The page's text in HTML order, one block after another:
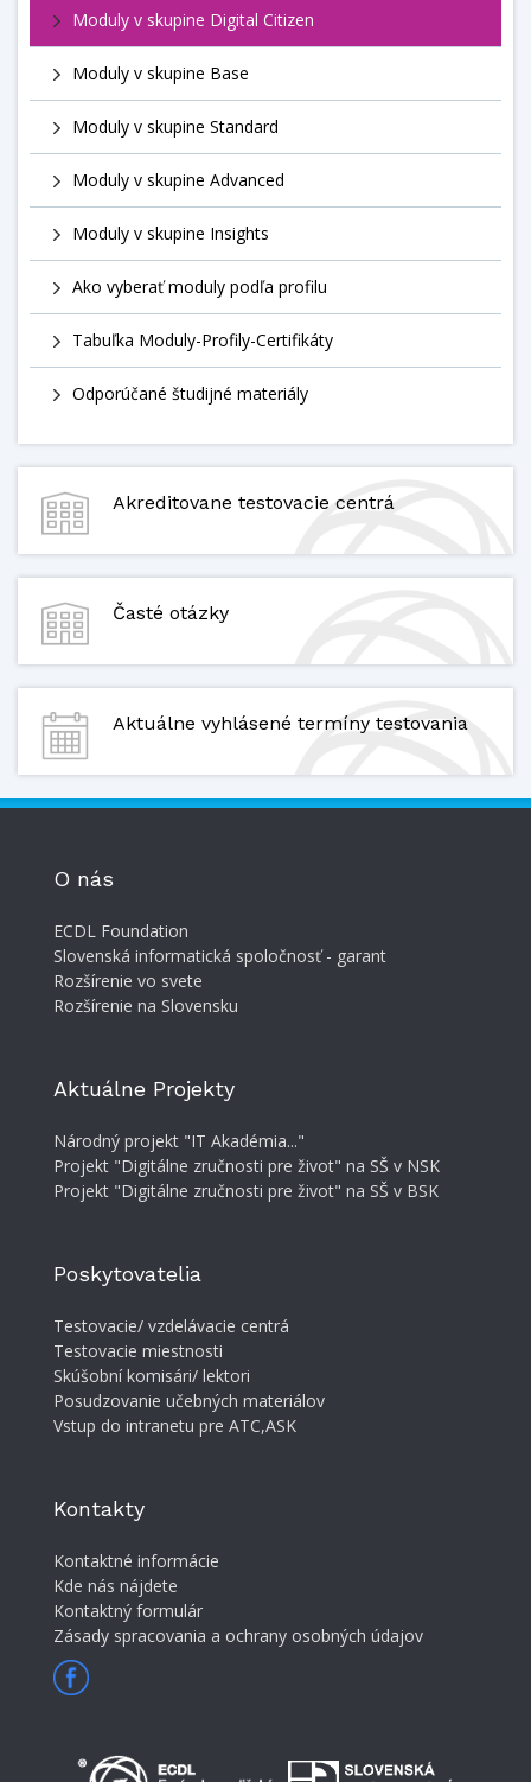
Moduly v skupine Digital Citizen
Moduly v skupine Base
Moduly v skupine Standard
Moduly v skupine Advanced
Moduly v skupine Insights
Ako vyberať moduly podľa profilu
Tabuľka Moduly-Profily-Certifikáty
Odporúčané študijné materiály
Akreditovane testovacie centrá
Časté otázky
Aktuálne vyhlásené termíny testovania
O nás
ECDL Foundation
Slovenská informatická spoločnosť - garant
Rozšírenie vo svete
Rozšírenie na Slovensku
Aktuálne Projekty
Národný projekt "IT Akadémia..."
Projekt "Digitálne zručnosti pre život" na SŠ v NSK
Projekt "Digitálne zručnosti pre život" na SŠ v BSK
Poskytovatelia
Testovacie/ vzdelávacie centrá
Testovacie miestnosti
Skúšobní komisári/ lektori
Posudzovanie učebných materiálov
Vstup do intranetu pre ATC,ASK
Kontakty
Kontaktné informácie
Kde nás nájdete
Kontaktný formulár
Zásady spracovania a ochrany osobných údajov